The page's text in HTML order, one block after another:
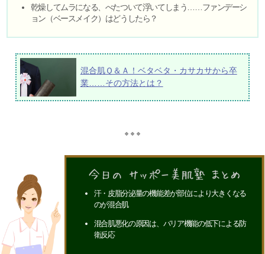
乾燥してムラになる、べたついて浮いてしまう……ファンデーシ
ョン（ベースメイク）はどうしたら？
混合肌Ｑ＆Ａ！ベタベタ・カサカサから卒
業……その方法とは？
汗・皮脂分泌量の機能差が部位により大きくなる
のが混合肌
混合肌悪化の原因は、バリア機能の低下による防
衛反応